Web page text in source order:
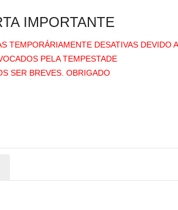
IMPORTANTE
TEMPORÁRIAMENTE DESATIVAS DEVIDO
PELA TEMPESTADE
SER BREVES. OBRIGADO